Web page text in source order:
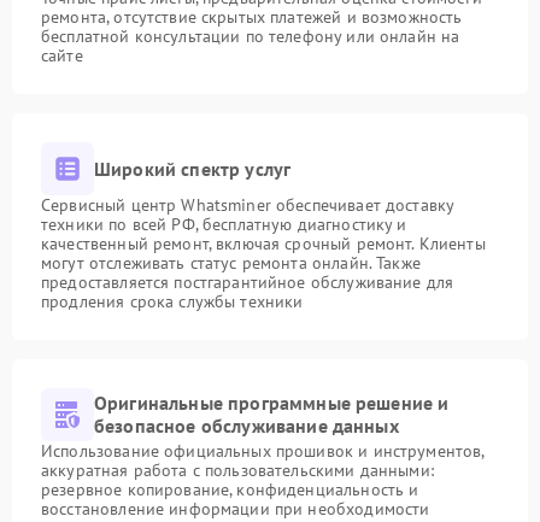
ремонта, отсутствие скрытых платежей и возможность
бесплатной консультации по телефону или онлайн на
сайте
Широкий спектр услуг
Сервисный центр Whatsminer обеспечивает доставку
техники по всей РФ, бесплатную диагностику и
качественный ремонт, включая срочный ремонт. Клиенты
могут отслеживать статус ремонта онлайн. Также
предоставляется постгарантийное обслуживание для
продления срока службы техники
Оригинальные программные решение и
безопасное обслуживание данных
Использование официальных прошивок и инструментов,
аккуратная работа с пользовательскими данными:
резервное копирование, конфиденциальность и
восстановление информации при необходимости